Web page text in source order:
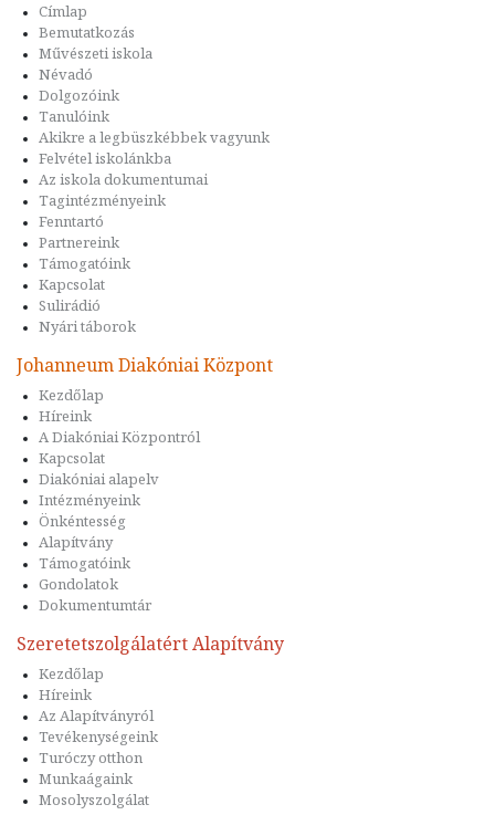
Címlap
Bemutatkozás
Művészeti iskola
Névadó
Dolgozóink
Tanulóink
Akikre a legbüszkébbek vagyunk
Felvétel iskolánkba
Az iskola dokumentumai
Tagintézményeink
Fenntartó
Partnereink
Támogatóink
Kapcsolat
Sulirádió
Nyári táborok
Johanneum Diakóniai Központ
Kezdőlap
Híreink
A Diakóniai Központról
Kapcsolat
Diakóniai alapelv
Intézményeink
Önkéntesség
Alapítvány
Támogatóink
Gondolatok
Dokumentumtár
Szeretetszolgálatért Alapítvány
Kezdőlap
Híreink
Az Alapítványról
Tevékenységeink
Turóczy otthon
Munkaágaink
Mosolyszolgálat